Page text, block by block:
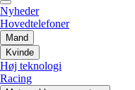
Nyheder
Hovedtelefoner
Mand
Kvinde
Høj teknologi
Racing